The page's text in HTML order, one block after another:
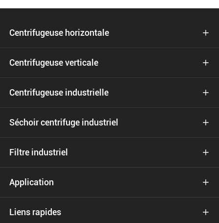
Centrifugeuse horizontale 
Centrifugeuse verticale 
Centrifugeuse industrielle 
Séchoir centrifuge industriel 
Filtre industriel 
Application 
Liens rapides 